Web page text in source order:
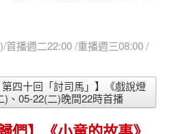
首播週二22:00 /重播週三08:00 /
四十回「討司馬」】《戲說燈
)、05-22(二)晚間22時首播